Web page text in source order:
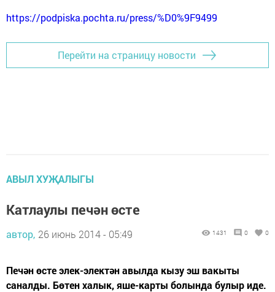
https://podpiska.pochta.ru/press/%D0%9F9499
Перейти на страницу новости
АВЫЛ ХУҖАЛЫГЫ
Катлаулы печән өсте
автор, 26 июнь 2014 - 05:49 1431 0 0
Печән өсте элек-электән авылда кызу эш вакыты
саналды. Бөтен халык, яше-карты болында булыр иде.